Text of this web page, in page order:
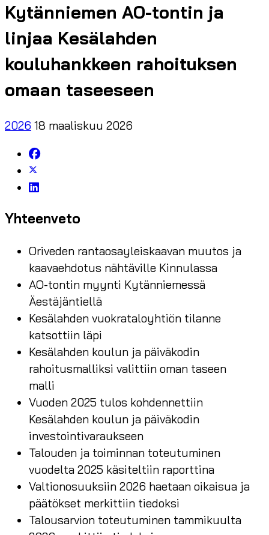
Kytänniemen AO-tontin ja
linjaa Kesälahden
kouluhankkeen rahoituksen
omaan taseeseen
2026 18 maaliskuu 2026
Yhteenveto
Oriveden rantaosayleiskaavan muutos ja
kaavaehdotus nähtäville Kinnulassa
AO-tontin myynti Kytänniemessä
Äestäjäntiellä
Kesälahden vuokrataloyhtiön tilanne
katsottiin läpi
Kesälahden koulun ja päiväkodin
rahoitusmalliksi valittiin oman taseen
malli
Vuoden 2025 tulos kohdennettiin
Kesälahden koulun ja päiväkodin
investointivaraukseen
Talouden ja toiminnan toteutuminen
vuodelta 2025 käsiteltiin raporttina
Valtionosuuksiin 2026 haetaan oikaisua ja
päätökset merkittiin tiedoksi
Talousarvion toteutuminen tammikuulta